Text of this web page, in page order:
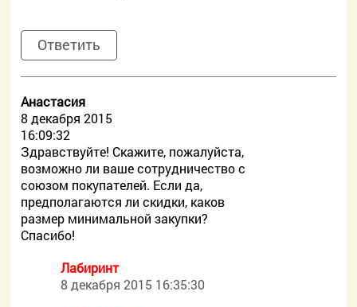
Ответить
Анастасия
8 декабря 2015
16:09:32
Здравствуйте! Скажите, пожалуйста,
возможно ли ваше сотрудничество с
союзом покупателей. Если да,
предполагаются ли скидки, каков
размер минимальной закупки?
Спасибо!
Лабиринт
8 декабря 2015 16:35:30